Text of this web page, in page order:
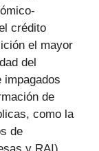
crédito
el mayor
del
impagados
de
como la
de
y RAI).